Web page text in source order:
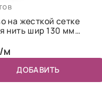
на жесткой сетке
нить шир 130 мм
м
ДОБАВИТЬ